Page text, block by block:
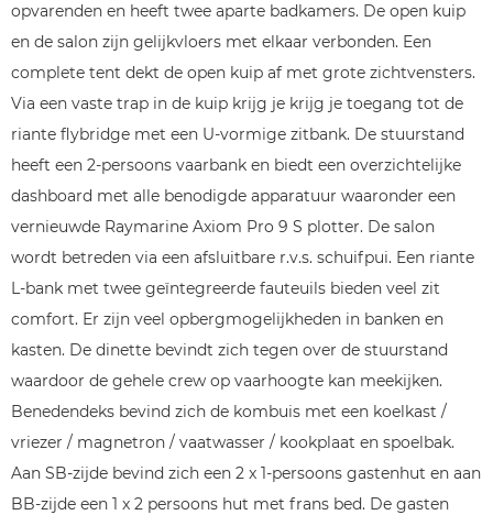
opvarenden en heeft twee aparte badkamers. De open kuip
en de salon zijn gelijkvloers met elkaar verbonden. Een
complete tent dekt de open kuip af met grote zichtvensters.
Via een vaste trap in de kuip krijg je krijg je toegang tot de
riante flybridge met een U-vormige zitbank. De stuurstand
heeft een 2-persoons vaarbank en biedt een overzichtelijke
dashboard met alle benodigde apparatuur waaronder een
vernieuwde Raymarine Axiom Pro 9 S plotter. De salon
wordt betreden via een afsluitbare r.v.s. schuifpui. Een riante
L-bank met twee geïntegreerde fauteuils bieden veel zit
comfort. Er zijn veel opbergmogelijkheden in banken en
kasten. De dinette bevindt zich tegen over de stuurstand
waardoor de gehele crew op vaarhoogte kan meekijken.
Benedendeks bevind zich de kombuis met een koelkast /
vriezer / magnetron / vaatwasser / kookplaat en spoelbak.
Aan SB-zijde bevind zich een 2 x 1-persoons gastenhut en aan
BB-zijde een 1 x 2 persoons hut met frans bed. De gasten